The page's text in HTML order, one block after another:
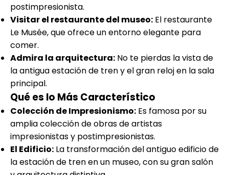
postimpresionista.
Visitar el restaurante del museo: El restaurante
Le Musée, que ofrece un entorno elegante para
comer.
Admira la arquitectura: No te pierdas la vista de
la antigua estación de tren y el gran reloj en la sala
principal.
Qué es lo Más Característico
Colección de Impresionismo: Es famosa por su
amplia colección de obras de artistas
impresionistas y postimpresionistas.
El Edificio: La transformación del antiguo edificio de
la estación de tren en un museo, con su gran salón